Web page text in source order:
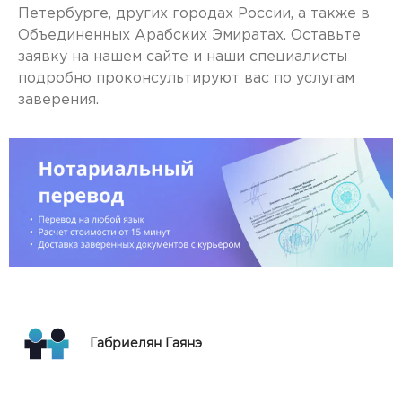
Петербурге, других городах России, а также в
Объединенных Арабских Эмиратах. Оставьте
заявку на нашем сайте и наши специалисты
подробно проконсультируют вас по услугам
заверения.
Габриелян Гаянэ